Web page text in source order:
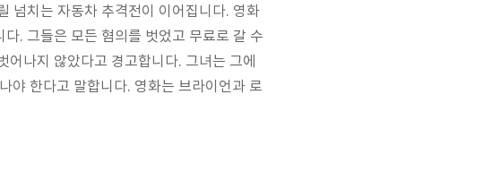
넘치는 자동차 추격전이 이어집니다. 영화
. 그들은 모든 혐의를 벗었고 무료로 갈 수
나지 않았다고 경고합니다. 그녀는 그에
야 한다고 말합니다. 영화는 브라이언과 로